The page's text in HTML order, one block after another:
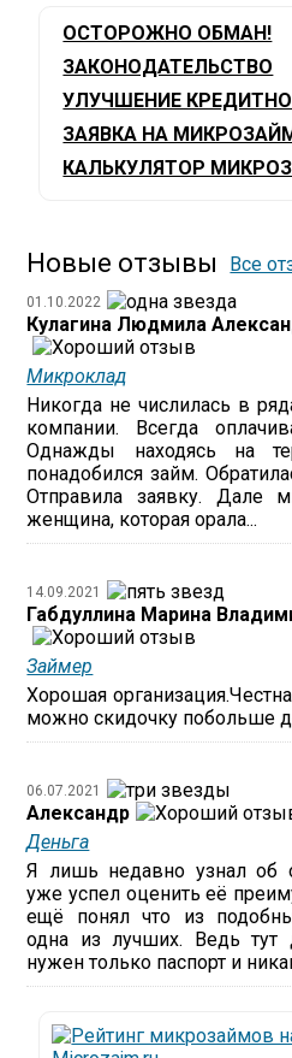
ОСТОРОЖНО ОБМАН!
ЗАКОНОДАТЕЛЬСТВО
УЛУЧШЕНИЕ
ЗАЯВКА НА
КАЛЬКУЛЯТОР
Новые отзывы Все
01.10.2022
Кулагина Людмила
Микроклад
Никогда не числилась в
компании. Всегда
Однажды находясь на
понадобился займ.
Отправила заявку. Дале
женщина, которая орала...
14.09.2021
Габдуллина Марина
Займер
Хорошая
можно скидочку побольше
06.07.2021
Александр
Деньга
Я лишь недавно узнал об
уже успел оценить её
ещё понял что из
одна из лучших. Ведь тут
нужен только паспорт и